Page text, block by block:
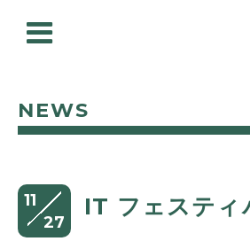
NEWS
11
27
IT フェスティ